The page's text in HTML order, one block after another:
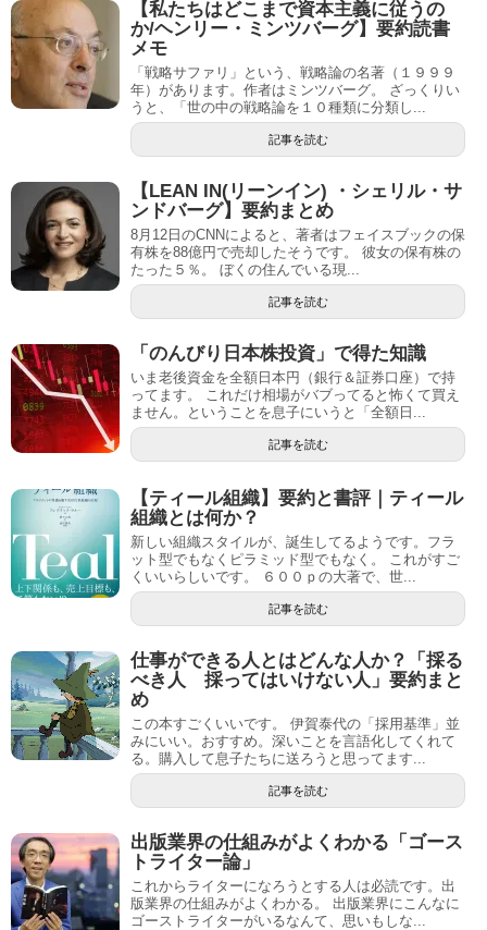
【私たちはどこまで資本主義に従うの
か/ヘンリー・ミンツバーグ】要約読書
メモ
「戦略サファリ」という、戦略論の名著（１９９９
年）があります。作者はミンツバーグ。 ざっくりい
うと、「世の中の戦略論を１０種類に分類し...
記事を読む
【LEAN IN(リーンイン) ・シェリル・サ
ンドバーグ】要約まとめ
8月12日のCNNによると、著者はフェイスブックの保
有株を88億円で売却したそうです。 彼女の保有株の
たった５％。 ぼくの住んでいる現...
記事を読む
「のんびり日本株投資」で得た知識
いま老後資金を全額日本円（銀行＆証券口座）で持
ってます。 これだけ相場がバブってると怖くて買え
ません。ということを息子にいうと「全額日...
記事を読む
【ティール組織】要約と書評｜ティール
組織とは何か？
新しい組織スタイルが、誕生してるようです。フラ
ット型でもなくピラミッド型でもなく。 これがすご
くいいらしいです。 ６００ｐの大著で、世...
記事を読む
仕事ができる人とはどんな人か？「採る
べき人 採ってはいけない人」要約まと
め
この本すごくいいです。 伊賀泰代の「採用基準」並
みにいい。おすすめ。深いことを言語化してくれて
る。購入して息子たちに送ろうと思ってます...
記事を読む
出版業界の仕組みがよくわかる「ゴース
トライター論」
これからライターになろうとする人は必読です。出
版業界の仕組みがよくわかる。 出版業界にこんなに
ゴーストライターがいるなんて、思いもしな...